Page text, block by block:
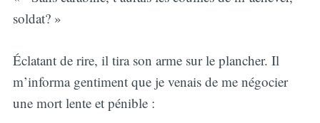
soldat? »
Éclatant de rire, il tira son arme sur le plancher. Il
m’informa gentiment que je venais de me négocier
une mort lente et pénible :